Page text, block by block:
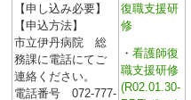
【申し込み必要】
【申込方法】
市立伊丹病院 総
務課に電話にてご
連絡ください。
電話番号 072-777-
・ 看護師復
職支援研修
(R02.01.30-